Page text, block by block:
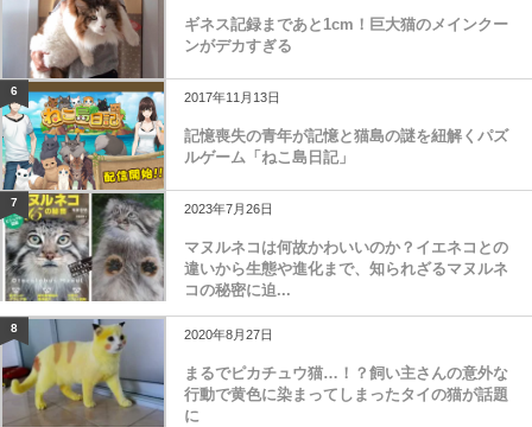
ギネス記録まであと1cm！巨大猫のメインクー
ンがデカすぎる
6 2017年11月13日
記憶喪失の青年が記憶と猫島の謎を紐解くパズ
ルゲーム「ねこ島日記」
7 2023年7月26日
マヌルネコは何故かわいいのか？イエネコとの
違いから生態や進化まで、知られざるマヌルネ
コの秘密に迫...
8 2020年8月27日
まるでピカチュウ猫…！？飼い主さんの意外な
行動で黄色に染まってしまったタイの猫が話題
に